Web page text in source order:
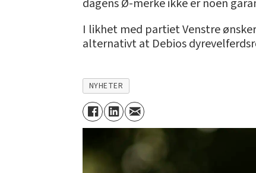
dagens Ø-merke ikke er noen
I likhet med partiet Venstre
alternativt at Debios
NYHETER